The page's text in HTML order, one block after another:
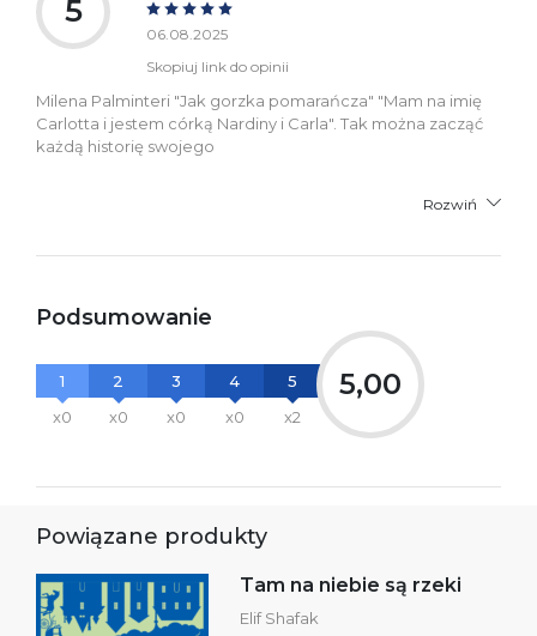
5
06.08.2025
Skopiuj link do opinii
Milena Palminteri "Jak gorzka pomarańcza" "Mam na imię
Carlotta i jestem córką Nardiny i Carla". Tak można zacząć
każdą historię swojego
Rozwiń
Podsumowanie
1
x0
2
x0
3
x0
4
x0
5
x2
5,00
Powiązane produkty
Tam na niebie są rzeki
Elif Shafak